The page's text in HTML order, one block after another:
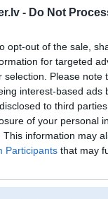
- Do Not
opt-out of the sale,
for targeted
selection. Please
interest-based ads
to third
of your personal
This information may
Participants that may
Forums Galerijas
Lietotāja
Lietotājvārds:
Ziņojumi